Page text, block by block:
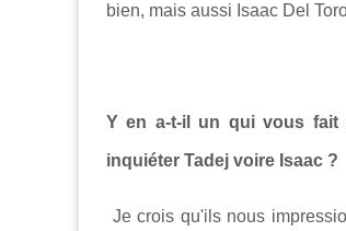
bien, mais aussi Isaac Del
Y en a-t-il un qui vous fait
inquiéter Tadej voire Isaac ?
Je crois qu'ils nous